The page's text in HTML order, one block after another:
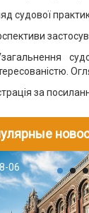
судової
за
0608-03